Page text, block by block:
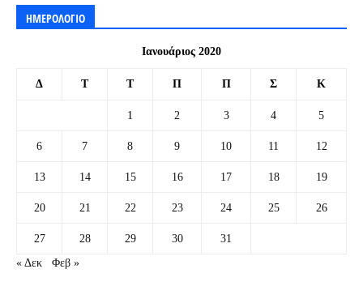
ΗΜΕΡΟΛΟΓΙΟ
Ιανουάριος 2020
Δ Τ Τ Π Π Σ Κ
1 2 3 4 5
6 7 8 9 10 11 12
13 14 15 16 17 18 19
20 21 22 23 24 25 26
27 28 29 30
31
« Δεκ
Φεβ »